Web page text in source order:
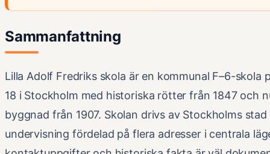
Sammanfattning
Lilla Adolf Fredriks skola är en kommunal F–6-skola
18 i Stockholm med historiska rötter från 1847 och
byggnad från 1907. Skolan drivs av Stockholms
undervisning fördelad på flera adresser i centrala